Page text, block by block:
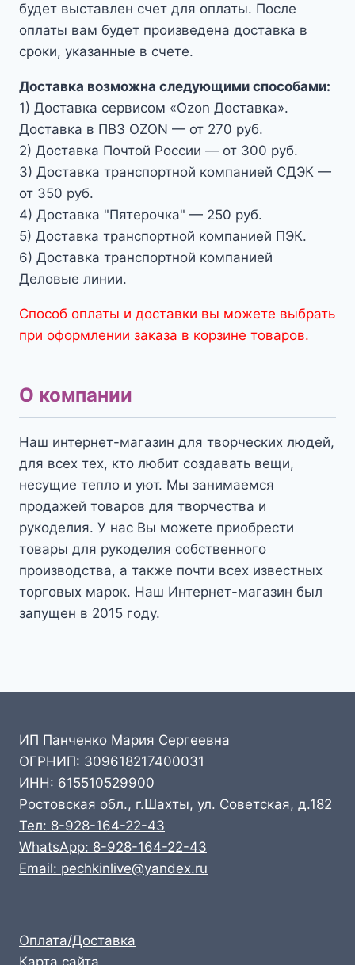
будет выставлен счет для оплаты. После
оплаты вам будет произведена доставка в
сроки, указанные в счете.
Доставка возможна следующими способами:
1) Доставка сервисом «Ozon Доставка».
Доставка в ПВЗ OZON — от 270 руб.
2) Доставка Почтой России — от 300 руб.
3) Доставка транспортной компанией СДЭК —
от 350 руб.
4) Доставка "Пятерочка" — 250 руб.
5) Доставка транспортной компанией ПЭК.
6) Доставка транспортной компанией
Деловые линии.
Способ оплаты и доставки вы можете выбрать
при оформлении заказа в корзине товаров.
О компании
Наш интернет-магазин для творческих людей,
для всех тех, кто любит создавать вещи,
несущие тепло и уют. Мы занимаемся
продажей товаров для творчества и
рукоделия. У нас Вы можете приобрести
товары для рукоделия собственного
производства, а также почти всех известных
торговых марок. Наш Интернет-магазин был
запущен в 2015 году.
ИП Панченко Мария Сергеевна
ОГРНИП: 309618217400031
ИНН: 615510529900
Ростовская обл., г.Шахты, ул. Советская, д.182
Тел: 8-928-164-22-43
WhatsApp: 8-928-164-22-43
Email: pechkinlive@yandex.ru
Оплата/Доставка
Карта сайта